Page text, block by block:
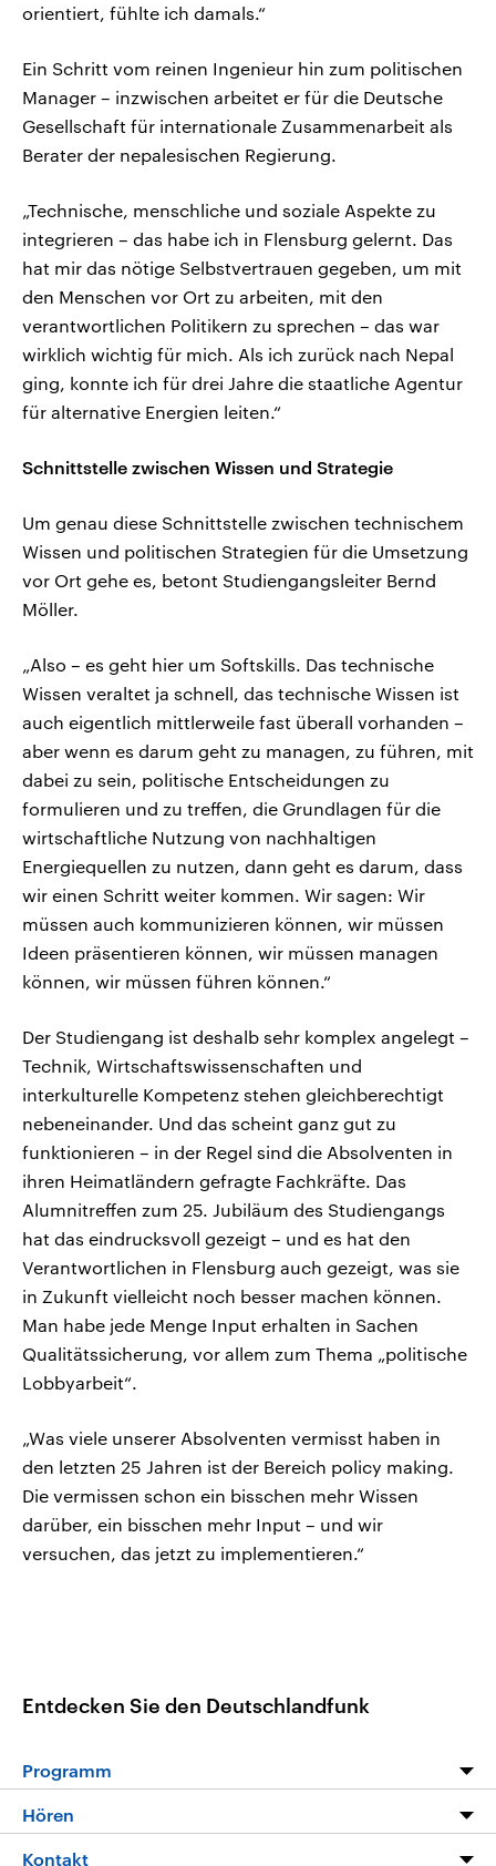
orientiert, fühlte ich damals.“
Ein Schritt vom reinen Ingenieur hin zum politischen
Manager – inzwischen arbeitet er für die Deutsche
Gesellschaft für internationale Zusammenarbeit als
Berater der nepalesischen Regierung.
„Technische, menschliche und soziale Aspekte zu
integrieren – das habe ich in Flensburg gelernt. Das
hat mir das nötige Selbstvertrauen gegeben, um mit
den Menschen vor Ort zu arbeiten, mit den
verantwortlichen Politikern zu sprechen – das war
wirklich wichtig für mich. Als ich zurück nach Nepal
ging, konnte ich für drei Jahre die staatliche Agentur
für alternative Energien leiten.“
Schnittstelle zwischen Wissen und Strategie
Um genau diese Schnittstelle zwischen technischem
Wissen und politischen Strategien für die Umsetzung
vor Ort gehe es, betont Studiengangsleiter Bernd
Möller.
„Also – es geht hier um Softskills. Das technische
Wissen veraltet ja schnell, das technische Wissen ist
auch eigentlich mittlerweile fast überall vorhanden –
aber wenn es darum geht zu managen, zu führen, mit
dabei zu sein, politische Entscheidungen zu
formulieren und zu treffen, die Grundlagen für die
wirtschaftliche Nutzung von nachhaltigen
Energiequellen zu nutzen, dann geht es darum, dass
wir einen Schritt weiter kommen. Wir sagen: Wir
müssen auch kommunizieren können, wir müssen
Ideen präsentieren können, wir müssen managen
können, wir müssen führen können.“
Der Studiengang ist deshalb sehr komplex angelegt –
Technik, Wirtschaftswissenschaften und
interkulturelle Kompetenz stehen gleichberechtigt
nebeneinander. Und das scheint ganz gut zu
funktionieren – in der Regel sind die Absolventen in
ihren Heimatländern gefragte Fachkräfte. Das
Alumnitreffen zum 25. Jubiläum des Studiengangs
hat das eindrucksvoll gezeigt – und es hat den
Verantwortlichen in Flensburg auch gezeigt, was sie
in Zukunft vielleicht noch besser machen können.
Man habe jede Menge Input erhalten in Sachen
Qualitätssicherung, vor allem zum Thema „politische
Lobbyarbeit“.
„Was viele unserer Absolventen vermisst haben in
den letzten 25 Jahren ist der Bereich policy making.
Die vermissen schon ein bisschen mehr Wissen
darüber, ein bisschen mehr Input – und wir
versuchen, das jetzt zu implementieren.“
Entdecken Sie den Deutschlandfunk
Programm
Hören
Livestream
Kontakt